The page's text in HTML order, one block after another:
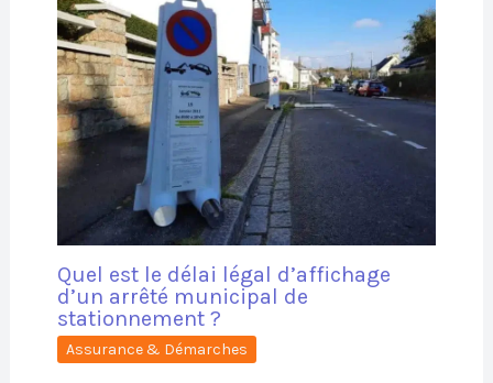
Quel est le délai légal d’affichage
d’un arrêté municipal de
stationnement ?
Assurance & Démarches